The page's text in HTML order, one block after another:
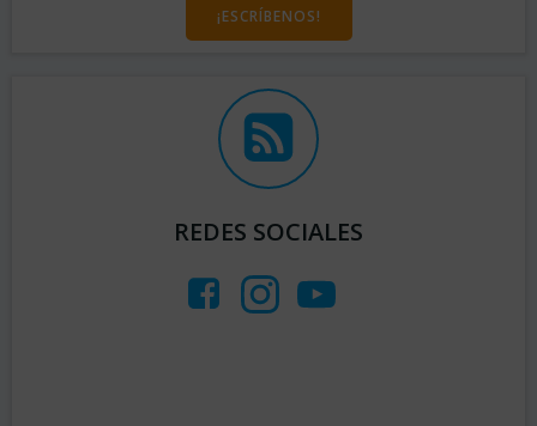
¡ESCRÍBENOS!
REDES SOCIALES